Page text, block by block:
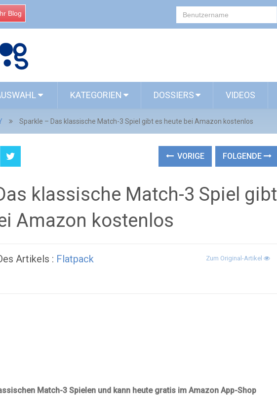
Blog
KATEGORIEN DOSSIERS VIDEOS
Sparkle – Das klassische Match-3 Spiel gibt es heute bei Amazon kostenlos
VORIGE FOLGENDE
klassische Match-3 Spiel gibt
Amazon kostenlos
Artikels : Flatpack Zum Original-Artikel
Match-3 Spielen und kann heute gratis im Amazon App-Shop